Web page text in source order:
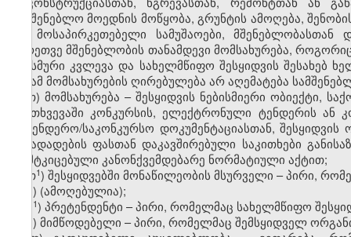
სამშენებლო მოედნის მოწყობა, გრუნტის ამოღება,
და მოსაპირკეთებელი სამუშაოები, მშენებლობასთან
აგრეთვე მშენებლობის თანამდევი მომსახურება,
სეისმური კვლევა და სახელმწიფო შესყიდვის შესახებ
თუ ამ მომსახურების ღირებულება არ აღემატება
თ) მომსახურება – შესყიდვის ნებისმიერი ობიექტი,
შემთხვევაში კონკურსის, ელექტრონული ტენდერის ან
სატენდერო/საკონკურსო დოკუმენტაციასთან,
წინადადების ფასთან დაკავშირებული საკითხები
დამტკიცებული კანონქვემდებარე ნორმატიული აქტით;
თ​1) შესყიდვებში მონაწილეობის მსურველი – პირი,
ი) (ამოღებულია);
​1) პრეტენდენტი – პირი, რომელმაც სახელმწიფო
კ) მიმწოდებელი – პირი, რომელმაც შემსყიდველ